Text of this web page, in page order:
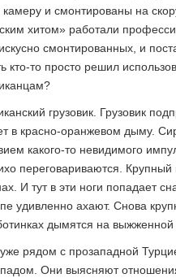
и смонтированы на
хитом» работали
смонтированных, и
кто-то просто решил
грузовик. Грузовик
в красно-оранжевом дыму.
какого-то невидимого
переговариваются. Крупный
И тут в эти ноги попадает
удивленно ахают. Снова
дымятся на
рядом с прозападной
Они выясняют